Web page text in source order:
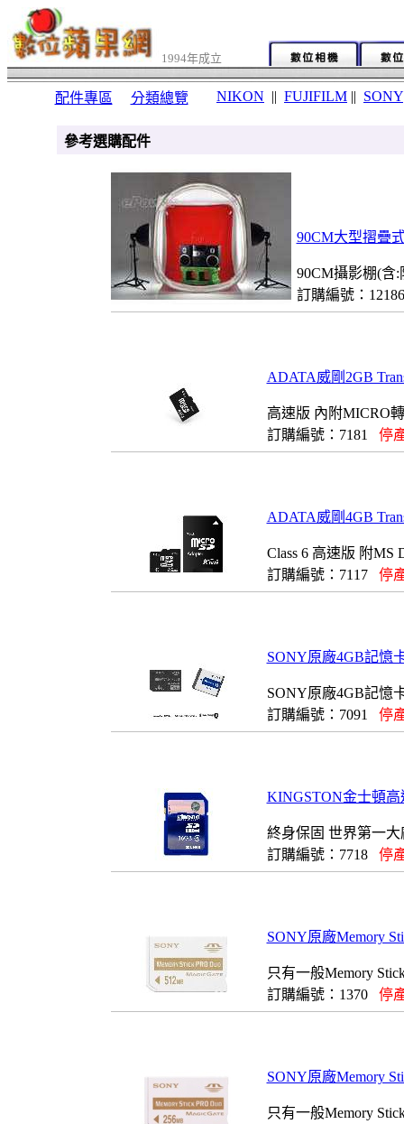
1994年成立
配件專區 分類總覽 NIKON || FUJIFILM || SONY
參考選購配件
90CM大型摺疊
90CM攝影棚(含
訂購編號：
ADATA威剛2GB
高速版 內附MICRO
訂購編號：7181 停
ADATA威剛4GB
Class 6 高速版 附MS
訂購編號：7117 停
SONY原廠4GB記憶
SONY原廠4GB記憶
訂購編號：7091 停
KINGSTON金士頓高
終身保固 世界第一
訂購編號：7718 停
SONY原廠Memory
只有一般Memory
訂購編號：1370 停
SONY原廠Memory
只有一般Memory